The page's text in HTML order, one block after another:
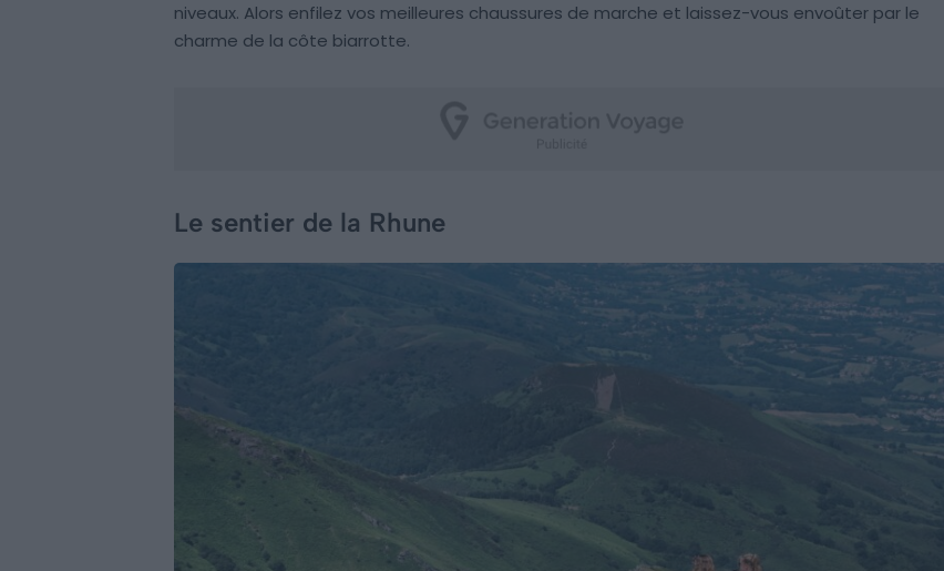
niveaux. Alors enfilez vos meilleures chaussures de marche et laissez-vous envoûter par le
charme de la côte biarrotte.
Le sentier de la Rhune